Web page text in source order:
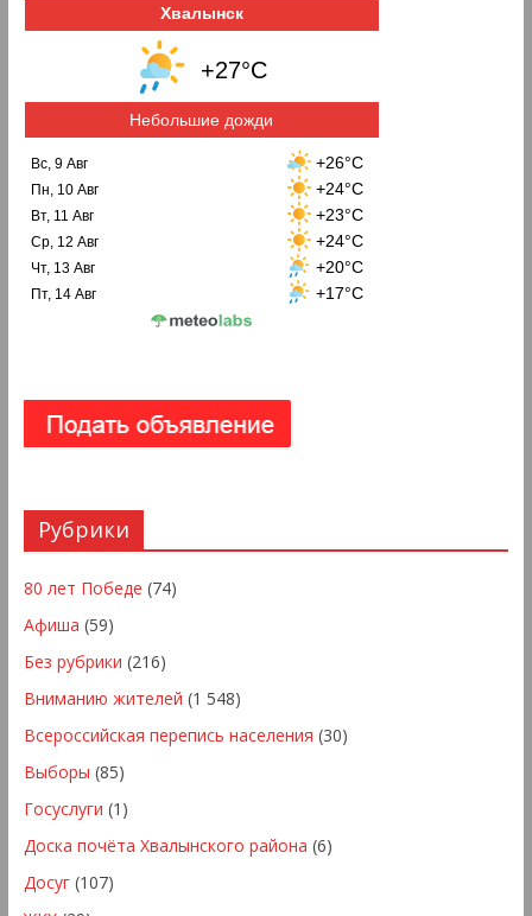
Хвалынск
+27°C
Небольшие дожди
Вс, 9 Авг +26°C
Пн, 10 Авг +24°C
Вт, 11 Авг +23°C
Ср, 12 Авг +24°C
Чт, 13 Авг +20°C
Пт, 14 Авг +17°C
Рубрики
80 лет Победе (74)
Афиша (59)
Без рубрики (216)
Вниманию жителей (1 548)
Всероссийская перепись населения (30)
Выборы (85)
Госуслуги (1)
Доска почёта Хвалынского района (6)
Досуг(107)